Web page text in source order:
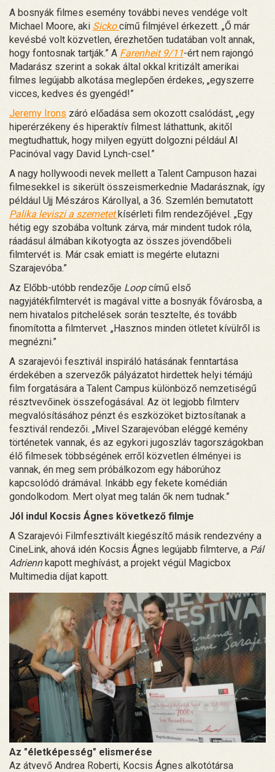
A bosnyák filmes esemény további neves vendége volt
Michael Moore, aki Sickocímű filmjével érkezett. „Ő már
kevésbé volt közvetlen, érezhetően tudatában volt annak,
hogy fontosnak tartják.” A Farenheit 9/11-ért nem rajongó
Madarász szerint a sokak által okkal kritizált amerikai
filmes legújabb alkotása meglepően érdekes, „egyszerre
vicces, kedves és gyengéd!”
Jeremy Irons záró előadása sem okozott csalódást, „egy
hiperérzékeny és hiperaktív filmest láthattunk, akitől
megtudhattuk, hogy milyen együtt dolgozni például Al
Pacinóval vagy David Lynch-csel.”
A nagy hollywoodi nevek mellett a Talent Campuson hazai
filmesekkel is sikerült összeismerkednie Madarásznak, így
például Ujj Mészáros Károllyal, a 36. Szemlén bemutatott
Palika leviszi a szemetetkísérleti film rendezőjével. „Egy
hétig egy szobába voltunk zárva, már mindent tudok róla,
ráadásul álmában kikotyogta az összes jövendőbeli
filmtervét is. Már csak emiatt is megérte elutazni
Szarajevóba.”
Az Előbb-utóbb rendezője Loopcímű első
nagyjátékfilmtervét is magával vitte a bosnyák fővárosba, a
nem hivatalos pitchelések során tesztelte, és tovább
finomította a filmtervet. „Hasznos minden ötletet kívülről is
megnézni.”
A szarajevói fesztivál inspiráló hatásának fenntartása
érdekében a szervezők pályázatot hirdettek helyi témájú
film forgatására a Talent Campus különböző nemzetiségű
résztvevőinek összefogásával. Az öt legjobb filmterv
megvalósításához pénzt és eszközöket biztosítanak a
fesztivál rendezői. „Mivel Szarajevóban eléggé kemény
történetek vannak, és az egykori jugoszláv tagországokban
élő filmesek többségének erről közvetlen élményei is
vannak, én meg sem próbálkozom egy háborúhoz
kapcsolódó drámával. Inkább egy fekete komédián
gondolkodom. Mert olyat meg talán ők nem tudnak.”
Jól indul Kocsis Ágnes következő filmje
A Szarajevói Filmfesztivált kiegészítő másik rendezvény a
CineLink, ahová idén Kocsis Ágnes legújabb filmterve, a Pál
Adriennkapott meghívást, a projekt végül Magicbox
Multimedia díjat kapott.
Az "életképesség" elismerése
Az átvevő Andrea Roberti, Kocsis Ágnes alkotótársa